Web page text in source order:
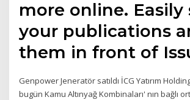
more online. Easily
your publications
them in front of
Genpower Jeneratör satıldı İCG Yatırım
bugün Kamu Altınyağ Kombinaları' nın bağlı